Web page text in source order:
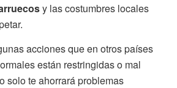
y las costumbres locales
acciones que en otros países
están restringidas o mal
solo te ahorrará problemas